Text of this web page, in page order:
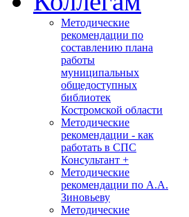
Методические
рекомендации по
составлению плана
работы
муниципальных
общедоступных
библиотек
Костромской области
Методические
рекомендации - как
работать в СПС
Консультант +
Методические
рекомендации по А.А.
Зиновьеву
Методические